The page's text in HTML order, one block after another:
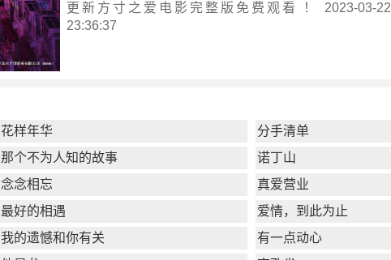
更新 方寸之爱电影完整版 免费观看 ！ 2023-03-22
23:36:37
花样年华
分手清单
那个不为人知的故事
诺丁山
念念相忘
真爱营业
最好的相遇
爱情，到此为止
我的遗憾和你有关
有一点动心